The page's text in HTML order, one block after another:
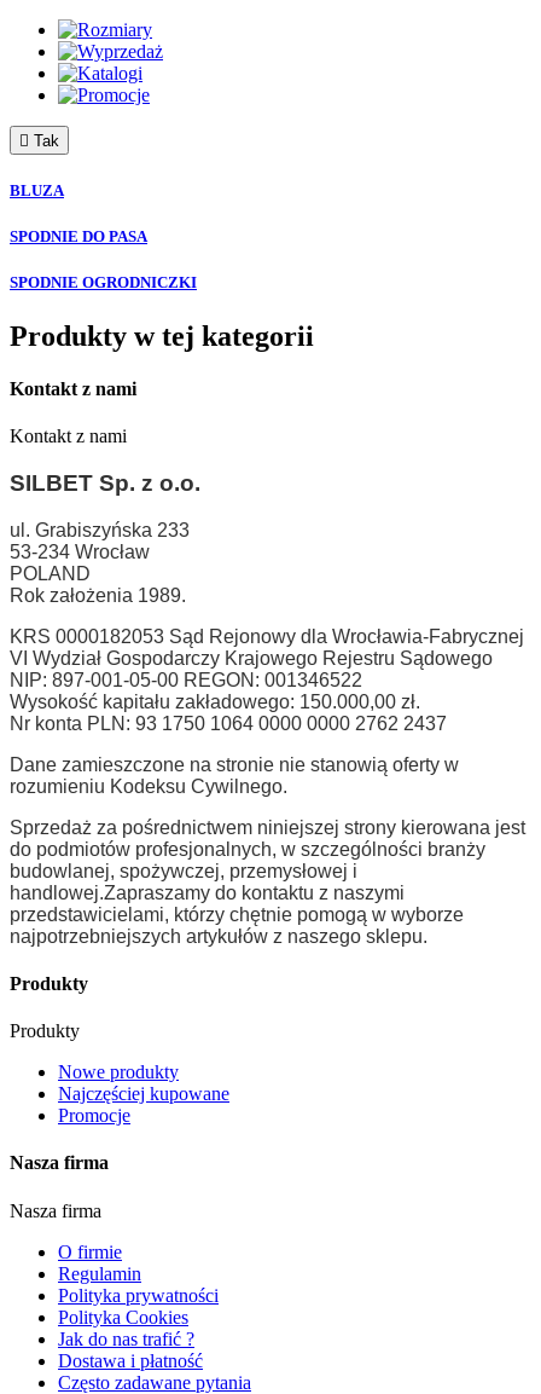
 Tak
BLUZA
SPODNIE DO PASA
SPODNIE OGRODNICZKI
Produkty w tej kategorii
Kontakt z nami
Kontakt z nami
SILBET Sp. z o.o.
ul. Grabiszyńska 233
53-234 Wrocław
POLAND
Rok założenia 1989.
KRS 0000182053 Sąd Rejonowy dla Wrocławia-Fabrycznej
VI Wydział Gospodarczy Krajowego Rejestru Sądowego
NIP: 897-001-05-00 REGON: 001346522
Wysokość kapitału zakładowego: 150.000,00 zł.
Nr konta PLN: 93 1750 1064 0000 0000 2762 2437
Dane zamieszczone na stronie nie stanowią oferty w
rozumieniu Kodeksu Cywilnego.
Sprzedaż za pośrednictwem niniejszej strony kierowana jest
do podmiotów profesjonalnych, w szczególności branży
budowlanej, spożywczej, przemysłowej i
handlowej.Zapraszamy do kontaktu z naszymi
przedstawicielami, którzy chętnie pomogą w wyborze
najpotrzebniejszych artykułów z naszego sklepu.
Produkty
Produkty
Nowe produkty
Najczęściej kupowane
Promocje
Nasza firma
Nasza firma
O firmie
Regulamin
Polityka prywatności
Polityka Cookies
Jak do nas trafić ?
Dostawa i płatność
Często zadawane pytania